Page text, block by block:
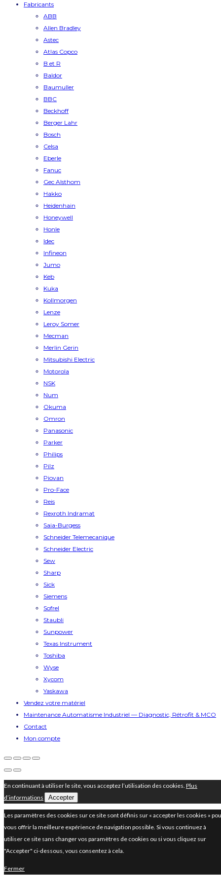
Fabricants
ABB
Allen Bradley
Astec
Atlas Copco
B et R
Baldor
Baumuller
BBC
Beckhoff
Berger Lahr
Bosch
Celsa
Eberle
Fanuc
Gec Alsthom
Hakko
Heidenhain
Honeywell
Honle
Idec
Infineon
Jumo
Keb
Kuka
Kollmorgen
Lenze
Leroy Somer
Mecman
Merlin Gerin
Mitsubishi Electric
Motorola
NSK
Num
Okuma
Omron
Panasonic
Parker
Philips
Pilz
Piovan
Pro-Face
Reis
Rexroth Indramat
Saia-Burgess
Schneider Telemecanique
Schneider Electric
Sew
Sharp
Sick
Siemens
Sofrel
Staubli
Sunpower
Texas Instrument
Toshiba
Wyse
Xycom
Yaskawa
Vendez votre matériel
Maintenance Automatisme Industriel — Diagnostic, Rétrofit & MCO
Contact
Mon compte
En continuant à utiliser le site, vous acceptez l’utilisation des cookies. Plus
d’informations
Accepter
Les paramètres des cookies sur ce site sont définis sur « accepter les cookies »
vous offrir la meilleure expérience de navigation possible. Si vous continuez à
utiliser ce site sans changer vos paramètres de cookies ou si vous cliquez sur
"Accepter" ci-dessous, vous consentez à cela.
Fermer